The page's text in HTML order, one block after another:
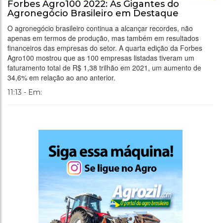
Forbes Agro100 2022: As Gigantes do
Agronegócio Brasileiro em Destaque
O agronegócio brasileiro continua a alcançar recordes, não
apenas em termos de produção, mas também em resultados
financeiros das empresas do setor. A quarta edição da Forbes
Agro100 mostrou que as 100 empresas listadas tiveram um
faturamento total de R$ 1,38 trilhão em 2021, um aumento de
34,6% em relação ao ano anterior.
11:13 - Em: